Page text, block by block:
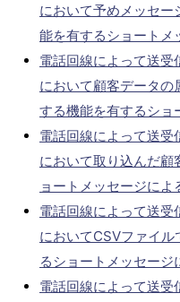
において予めメッセ
能を有するショートメ
電話回線によって送受
において顧客データ
する機能を有するショ
電話回線によって送受
において取り込んだ顧
ョートメッセージによ
電話回線によって送受
においてCSVファイ
るショートメッセージ
電話回線によって送受